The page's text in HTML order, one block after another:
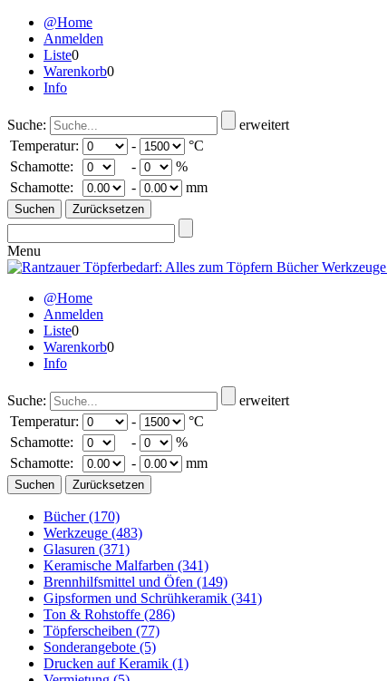
@Home
Anmelden
Liste0
Warenkorb0
Info
Suche:
erweitert
Temperatur:
-
°C
Schamotte:
-
%
Schamotte:
- mm
Menu
@Home
Anmelden
Liste0
Warenkorb0
Info
Suche:
erweitert
Temperatur:
-
°C
Schamotte:
-
%
Schamotte:
- mm
Bücher(170)
Werkzeuge (483)
Glasuren (371)
Keramische Malfarben (341)
Brennhilfsmittel und Öfen (149)
Gipsformen und Schrühkeramik (341)
Ton & Rohstoffe (286)
Töpferscheiben (77)
Sonderangebote (5)
Drucken auf Keramik (1)